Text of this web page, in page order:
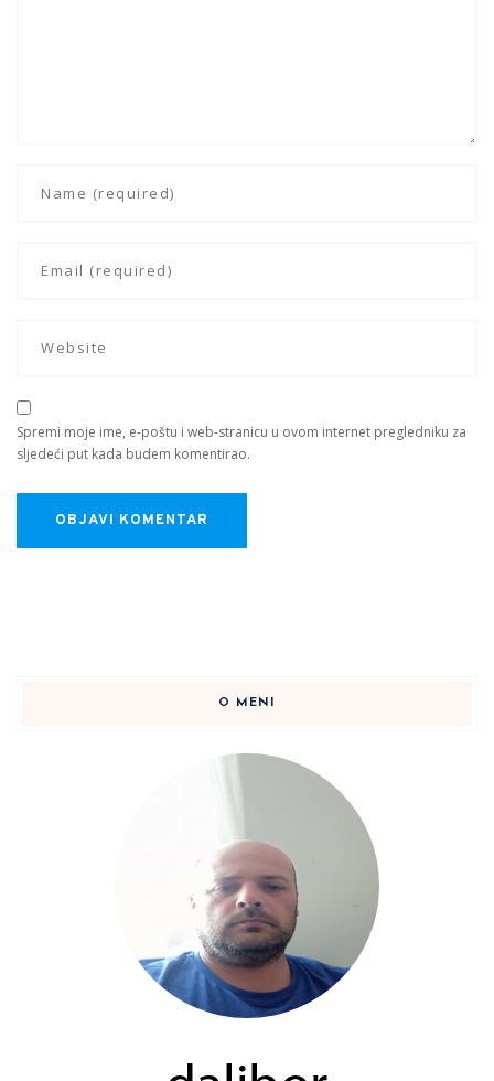
Spremi moje ime, e-poštu i web-stranicu u ovom internet pregledniku za
sljedeći put kada budem komentirao.
O MENI